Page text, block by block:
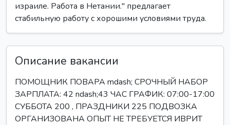
израиле. Работа в Нетании." предлагает
стабильную работу с хорошими условиями труда.
Описание вакансии
ПОМОЩНИК ПОВАРА mdash; СРОЧНЫЙ НАБОР
ЗАРПЛАТА: 42 ndash;43 ЧАС ГРАФИК: 07:00-17:00
СУББОТА 200 , ПРАЗДНИКИ 225 ПОДВОЗКА
ОРГАНИЗОВАНА ОПЫТ НЕ ТРЕБУЕТСЯ ИВРИТ